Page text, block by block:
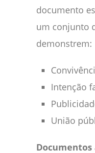
documento
um conjunto
demonstrem:
Intenção
União